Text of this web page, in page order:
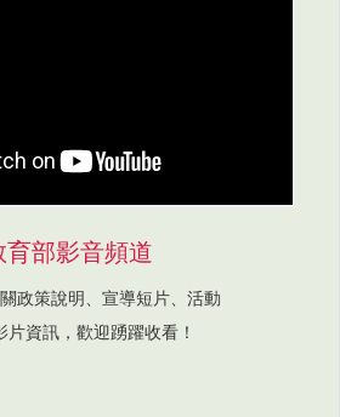
育部影音頻道
政策說明、宣導短片、活動
片資訊，歡迎踴躍收看！